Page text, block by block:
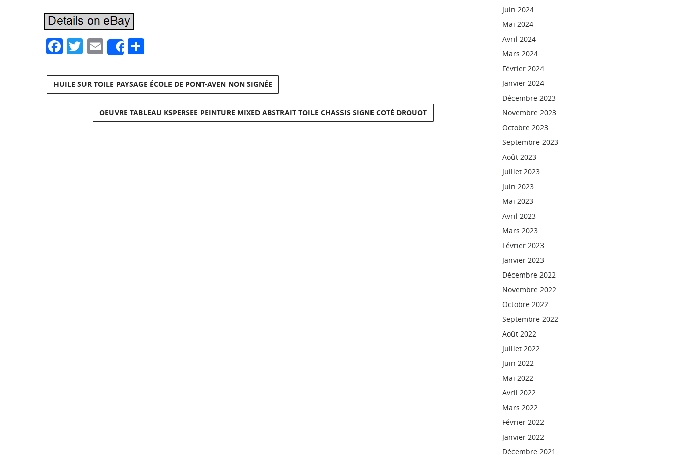
Facebook
Twitter
Email
Share
HUILE SUR TOILE PAYSAGE ÉCOLE DE PONT-AVEN NON SIGNÉE
OEUVRE TABLEAU KSPERSEE PEINTURE MIXED ABSTRAIT TOILE CHASSIS SIGNE COTÉ DROUOT
Juin 2024
Mai 2024
Avril 2024
Mars 2024
Février 2024
Janvier 2024
Décembre 2023
Novembre 2023
Octobre 2023
Septembre 2023
Août 2023
Juillet 2023
Juin 2023
Mai 2023
Avril 2023
Mars 2023
Février 2023
Janvier 2023
Décembre 2022
Novembre 2022
Octobre 2022
Septembre 2022
Août 2022
Juillet 2022
Juin 2022
Mai 2022
Avril 2022
Mars 2022
Février 2022
Janvier 2022
Décembre 2021